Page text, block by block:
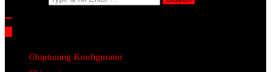
Chiptuning Konfigurator